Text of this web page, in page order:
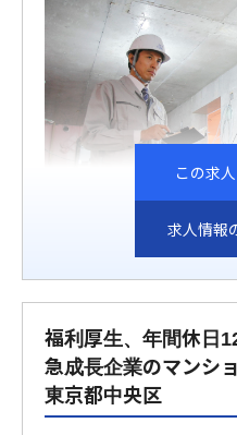
この求
求人情報
福利厚生、年間休日
急成長企業のマンシ
東京都中央区